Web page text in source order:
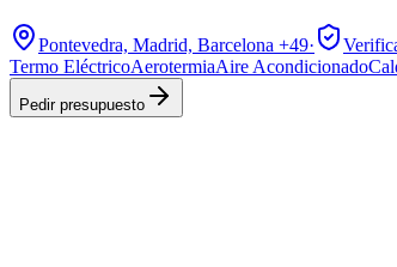
Pontevedra, Madrid, Barcelona +49·
Termo EléctricoAerotermiaAire Acondicionado
Pedir presupuesto